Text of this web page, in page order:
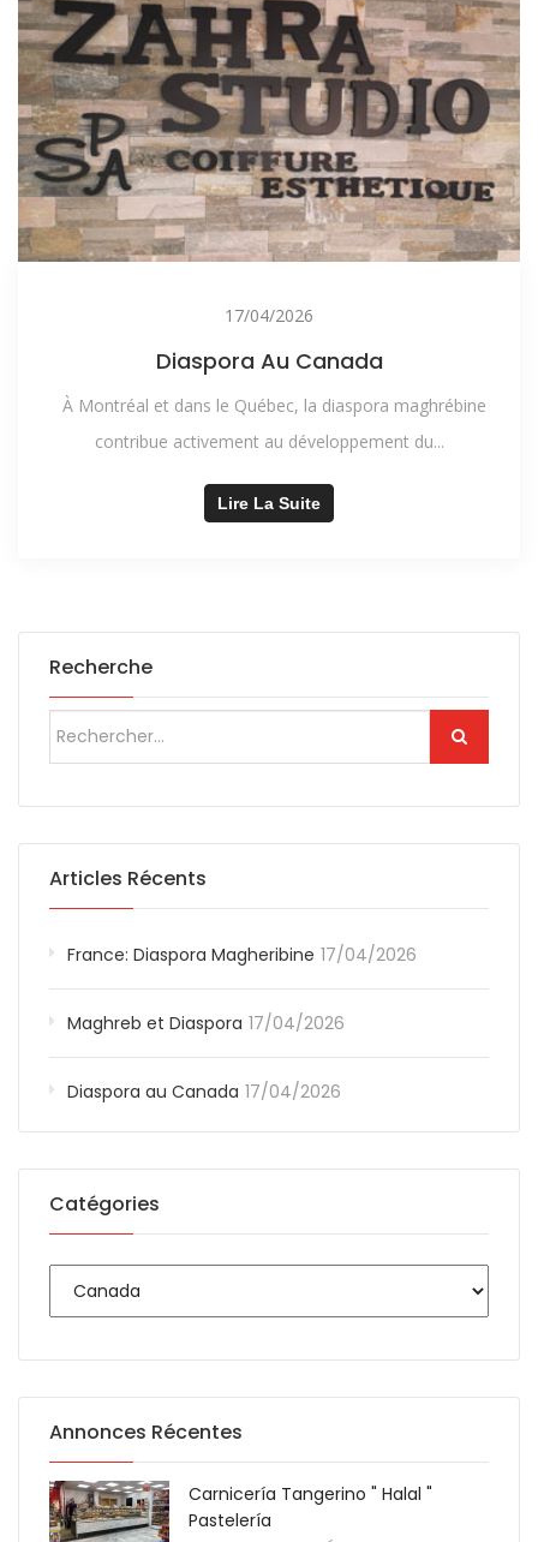
17/04/2026
Diaspora Au Canada
À Montréal et dans le Québec, la diaspora maghrébine
contribue activement au développement du...
Lire La Suite
Recherche
Articles Récents
France: Diaspora Magheribine 17/04/2026
Maghreb et Diaspora 17/04/2026
Diaspora au Canada 17/04/2026
Catégories
Annonces Récentes
Carnicería Tangerino " Halal "
Pastelería